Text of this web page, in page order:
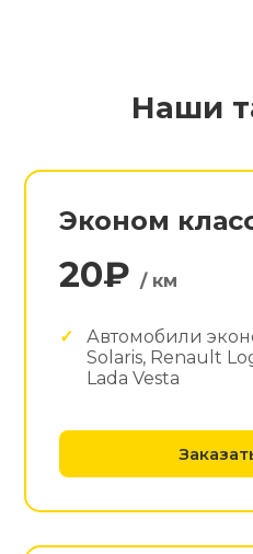
Наши
Эконом
20₽/ км
Автомобили
Solaris, Renault
Lada Vesta